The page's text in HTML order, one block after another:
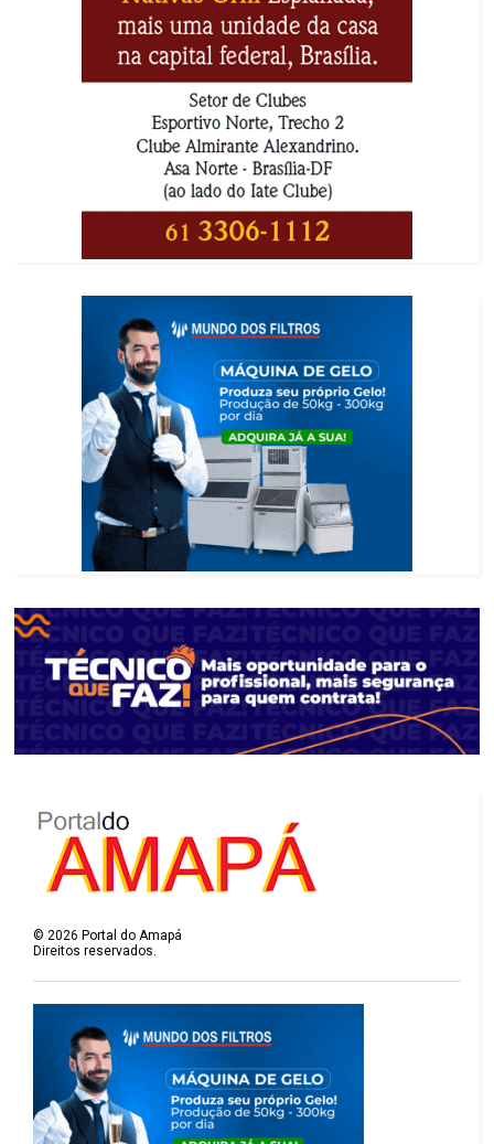
© 2026 Portal do Amapá
Direitos reservados.